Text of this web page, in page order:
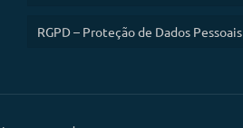
RGPD – Proteção de Dados Pessoais